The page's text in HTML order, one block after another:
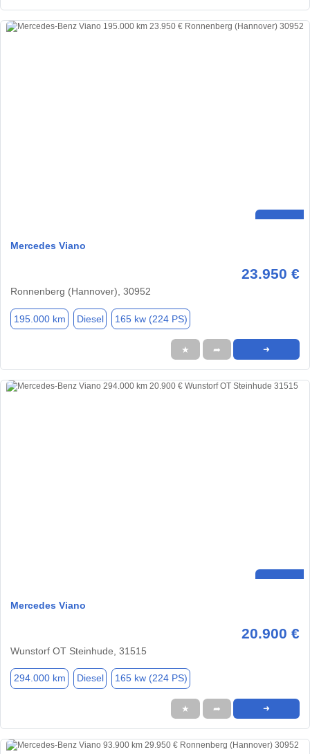
Mercedes Viano
23.950 €
Ronnenberg (Hannover), 30952
195.000 km Diesel 165 kw (224 PS)
★ ➦ ➜
Mercedes Viano
20.900 €
Wunstorf OT Steinhude, 31515
294.000 km Diesel 165 kw (224 PS)
★ ➦ ➜